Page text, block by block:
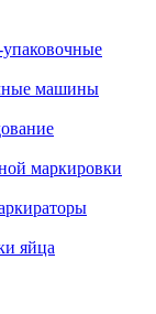
машины
маркировки
яйца